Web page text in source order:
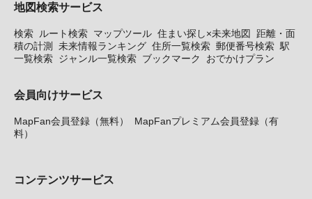
地図検索サービス
検索 ルート検索 マップツール 住まい探し×未来地図
距離・面
積の計測
未来情報ランキング 住所一覧検索 郵便番号検索 駅
一覧検索 ジャンル一覧検索 ブックマーク おでかけプラン
会員向けサービス
MapFan会員登録（無料）
MapFanプレミアム会員登録（有
料）
コンテンツサービス